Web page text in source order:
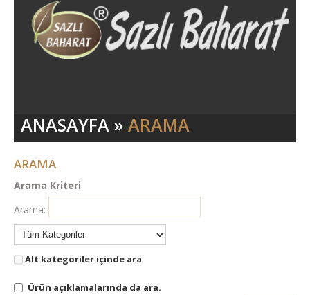
ANASAYFA » ARAMA
ARAMA
Arama Kriteri
Arama:
Alt kategoriler içinde ara
Ürün açıklamalarında da ara.